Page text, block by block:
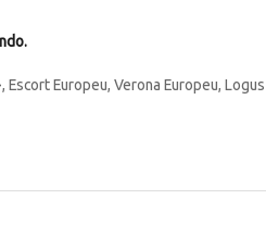
Escort Europeu, Verona Europeu,